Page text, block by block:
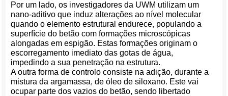
Por um lado, os investigadores da UWM utilizam um
nano-aditivo que induz alterações ao nível molecular
quando o elemento estrutural endurece, populando a
superfície do betão com formações microscópicas
alongadas em espigão. Estas formações originam o
escorregamento imediato das gotas de água,
impedindo a sua penetração na estrutura.
A outra forma de controlo consiste na adição, durante a
mistura da argamassa, de óleo de siloxano. Este vai
ocupar parte dos vazios do betão, sendo libertado